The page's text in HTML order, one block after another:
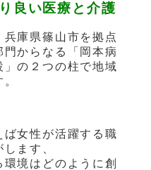
良い医療と介護
庫県篠山市を拠点
からなる「岡本病
」の２つの柱で地域
ば女性が活躍する職
ます、
境はどのように創